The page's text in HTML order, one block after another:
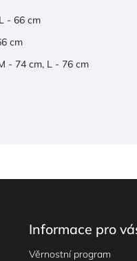
- 66 cm
cm
- 74 cm, L - 76 cm
Informace pro
Věrnostní program